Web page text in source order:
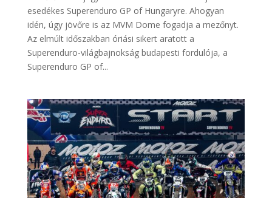
esedékes Superenduro GP of Hungaryre. Ahogyan
idén, úgy jövőre is az MVM Dome fogadja a mezőnyt.
Az elmúlt időszakban óriási sikert aratott a
Superenduro-világbajnokság budapesti fordulója, a
Superenduro GP of...